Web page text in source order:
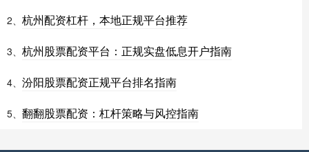
2、 杭州配资杠杆，本地正规平台推荐
3、 杭州股票配资平台：正规实盘低息开户指南
4、 汾阳股票配资正规平台排名指南
5、 翻翻股票配资：杠杆策略与风控指南